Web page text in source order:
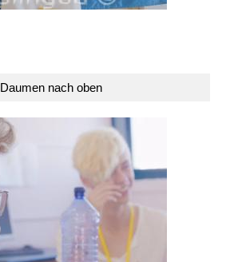
Daumen nach oben